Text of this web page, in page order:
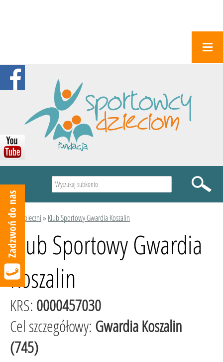
Podopieczni» Klub Sportowy Gwardia Koszalin
Klub Sportowy Gwardia
Koszalin
KRS: 0000457030
Cel szczegółowy: Gwardia Koszalin
(745)